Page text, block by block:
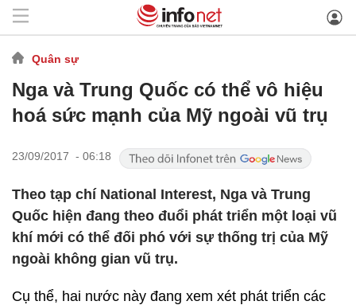
Quân sự
Nga và Trung Quốc có thể vô hiệu
hoá sức mạnh của Mỹ ngoài vũ trụ
23/09/2017 - 06:18
Theo tạp chí National Interest, Nga và Trung
Quốc hiện đang theo đuổi phát triển một loại vũ
khí mới có thể đối phó với sự thống trị của Mỹ
ngoài không gian vũ trụ.
Cụ thể, hai nước này đang xem xét phát triển các